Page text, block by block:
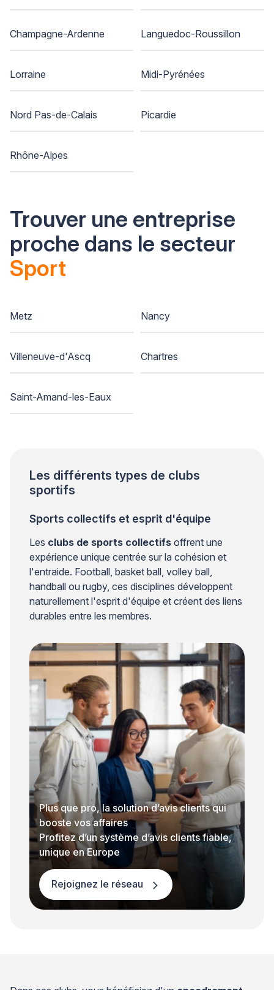
Champagne-Ardenne Languedoc-Roussillon
Lorraine Midi-Pyrénées
Nord Pas-de-Calais Picardie
Rhône-Alpes
Trouver une entreprise
proche dans le secteur
Sport
Metz Nancy
Villeneuve-d'Ascq Chartres
Saint-Amand-les-Eaux
Les différents types de clubs
sportifs
Sports collectifs et esprit d'équipe
Les clubs de sports collectifs offrent une
expérience unique centrée sur la cohésion et
l'entraide. Football, basket ball, volley ball,
handball ou rugby, ces disciplines développent
naturellement l'esprit d'équipe et créent des liens
durables entre les membres.
Plus que pro, la solution d’avis clients qui
booste vos affaires
Profitez d’un système d’avis clients fiable,
unique en Europe
Rejoignez le réseau